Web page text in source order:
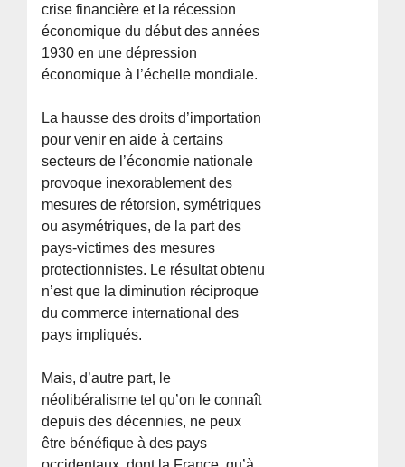
crise financière et la récession
économique du début des années
1930 en une dépression
économique à l’échelle mondiale.
La hausse des droits d’importation
pour venir en aide à certains
secteurs de l’économie nationale
provoque inexorablement des
mesures de rétorsion, symétriques
ou asymétriques, de la part des
pays-victimes des mesures
protectionnistes. Le résultat obtenu
n’est que la diminution réciproque
du commerce international des
pays impliqués.
Mais, d’autre part, le
néolibéralisme tel qu’on le connaît
depuis des décennies, ne peux
être bénéfique à des pays